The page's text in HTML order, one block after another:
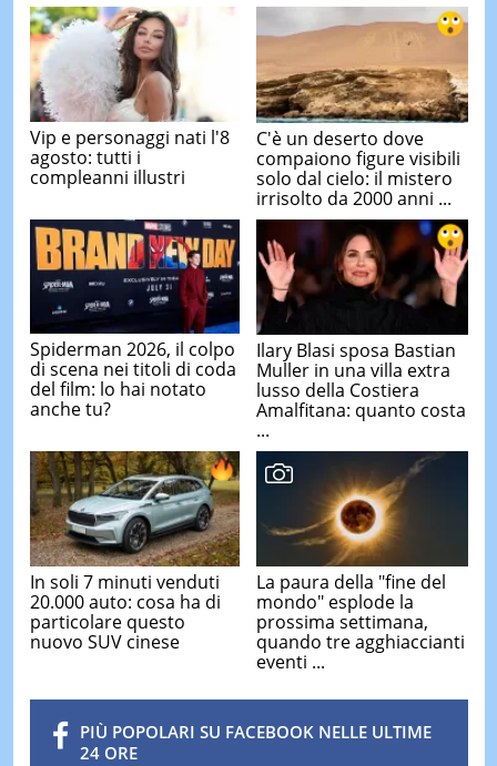
Vip e personaggi nati l'8
agosto: tutti i
compleanni illustri
C'è un deserto dove
compaiono figure visibili
solo dal cielo: il mistero
irrisolto da 2000 anni ...
Spiderman 2026, il colpo
di scena nei titoli di coda
del film: lo hai notato
anche tu?
Ilary Blasi sposa Bastian
Muller in una villa extra
lusso della Costiera
Amalfitana: quanto costa
...
In soli 7 minuti venduti
20.000 auto: cosa ha di
particolare questo
nuovo SUV cinese
La paura della "fine del
mondo" esplode la
prossima settimana,
quando tre agghiaccianti
eventi ...
PIÙ POPOLARI SU FACEBOOK NELLE ULTIME
24 ORE